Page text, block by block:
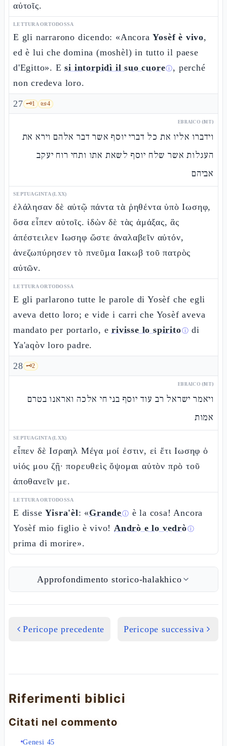
αὐτοῖς.
LETTURA ORTODOSSA
E gli narrarono dicendo: «AncoraYosèf è vivo,
ed è lui che domina (moshèl) in tutto il paese
d'Egitto». Esi intorpidì il suo cuoreⓘ, perché
non credeva loro.
27 🗝️1 📜4
EBRAICO (MT)
וידברו אליו את כל דברי יוסף אשר דבר אלהם וירא את
העגלות אשר שלח יוסף לשאת אתו ותחי רוח יעקב
אביהם
SEPTUAGINTA (LXX)
ἐλάλησαν δὲ αὐτῷ πάντα τὰ ῥηθέντα ὑπὸ Ιωσηφ,
ὅσα εἶπεν αὐτοῖς. ἰδὼν δὲ τὰς ἁμάξας, ἃς
ἀπέστειλεν Ιωσηφ ὥστε ἀναλαβεῖν αὐτόν,
ἀνεζωπύρησεν τὸ πνεῦμα Ιακωβ τοῦ πατρὸς
αὐτῶν.
LETTURA ORTODOSSA
E gli parlarono tutte le parole di Yosèf che egli
aveva detto loro; e vide i carri che Yosèf aveva
mandato per portarlo, erivisse lo spiritoⓘ di
Ya'aqòv loro padre.
28 🗝️2
EBRAICO (MT)
ויאמר ישראל רב עוד יוסף בני חי אלכה ואראנו בטרם
אמות
SEPTUAGINTA (LXX)
εἶπεν δὲ Ισραηλ Μέγα μοί ἐστιν, εἰ ἔτι Ιωσηφ ὁ
υἱός μου ζῇ· πορευθεὶς ὄψομαι αὐτὸν πρὸ τοῦ
ἀποθανεῖν με.
LETTURA ORTODOSSA
E disseYisra'èl: «Grandeⓘ è la cosa! Ancora
Yosèf mio figlio è vivo!Andrò e lo vedròⓘ
prima di morire».
Approfondimento storico-halakhico
Pericope precedente Pericope successiva
Riferimenti biblici
Citati nel commento
Genesi 45